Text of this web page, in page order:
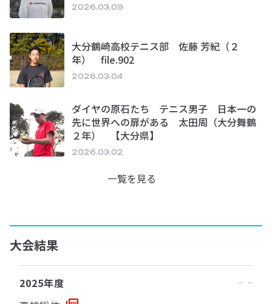
2026.03.09
大分鶴崎高校テニス部 佐藤 芳紀（２
年） file.902
2026.03.04
ダイヤの原石たち テニス男子 日本一の
先に世界への扉がある 太田周（大分舞鶴
２年） 【大分県】
2026.03.02
一覧を見る
大会結果
2025年度